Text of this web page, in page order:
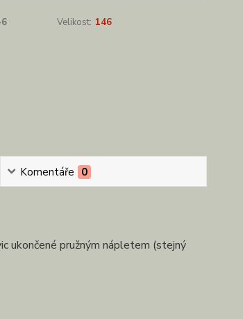
Velikost: 146
Komentáře 0
ukončené pružným nápletem (stejný